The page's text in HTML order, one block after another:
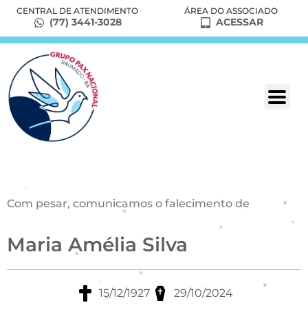
CENTRAL DE ATENDIMENTO
(77) 3441-3028
ÁREA DO ASSOCIADO
ACESSAR
Com pesar, comunicamos o falecimento de
Maria Amélia Silva
15/12/1927 29/10/2024